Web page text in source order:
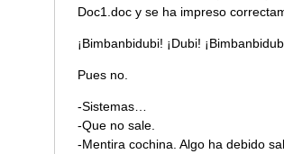
Doc1.doc y se ha impreso
¡Bimbanbidubi! ¡Dubi!
Pues no.
-Sistemas…
-Que no sale.
-Mentira cochina. Algo ha debido